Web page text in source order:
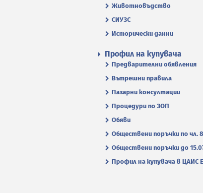
Животновъдство
СИУЗС
Исторически данни
Профил на купувача
Предварителни обявления
Вътрешни правила
Пазарни консултации
Процедури по ЗОП
Обяви
Обществени поръчки по чл.
Обществени поръчки до
Профил на купувача в ЦАИС